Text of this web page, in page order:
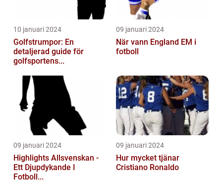
10 januari 2024
Golfstrumpor: En
detaljerad guide för
golfsportens...
09 januari 2024
När vann England EM i
fotboll
09 januari 2024
Highlights Allsvenskan -
Ett Djupdykande I
Fotboll...
09 januari 2024
Hur mycket tjänar
Cristiano Ronaldo